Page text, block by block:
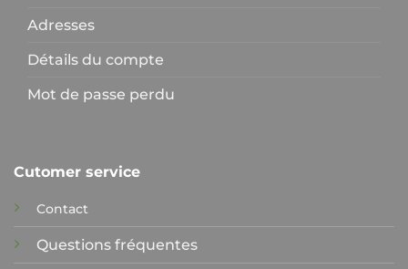
Adresses
Détails du compte
Mot de passe perdu
Cutomer service
Contact
Questions fréquentes